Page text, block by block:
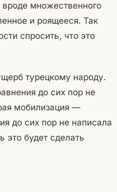
вроде множественного
и роящееся. Так
спросить, что это
турецкому народу.
до сих пор не
мобилизация —
до сих пор не написала
это будет сделать